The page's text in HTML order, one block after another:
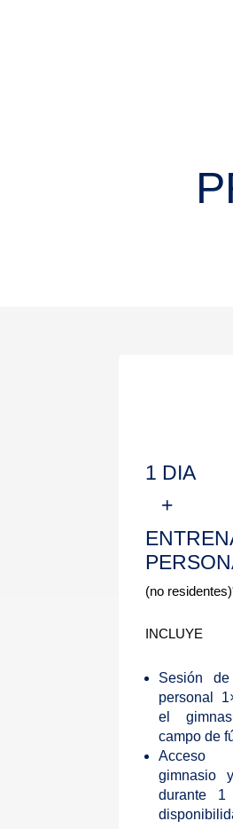
1 DIA
+
(no
INCLUYE
Sesión de
personal
el
campo de
Acceso
gimnasio
durante